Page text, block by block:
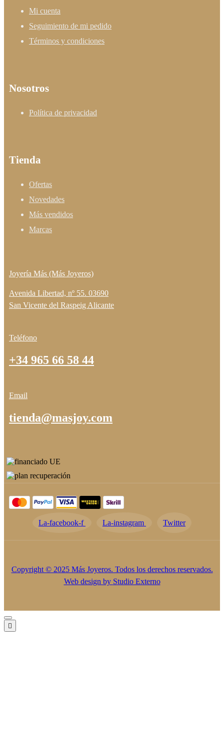
Mi cuenta
Seguimiento de mi pedido
Términos y condiciones
Nosotros
Política de privacidad
Tienda
Ofertas
Novedades
Más vendidos
Marcas
Joyería Más (Más Joyeros)
Avenida Libertad, nº 55. 03690
San Vicente del Raspeig Alicante
Teléfono
+34 965 66 58 44
Email
tienda@masjoy.com
La-facebook-f La-instagram Twitter
Copyright © 2025 Más Joyeros. Todos los derechos reservados.
Web design by Studio Externo
